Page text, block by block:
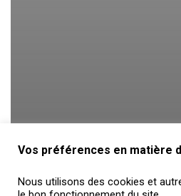
Vos préférences en matière
Nous utilisons des cookies et